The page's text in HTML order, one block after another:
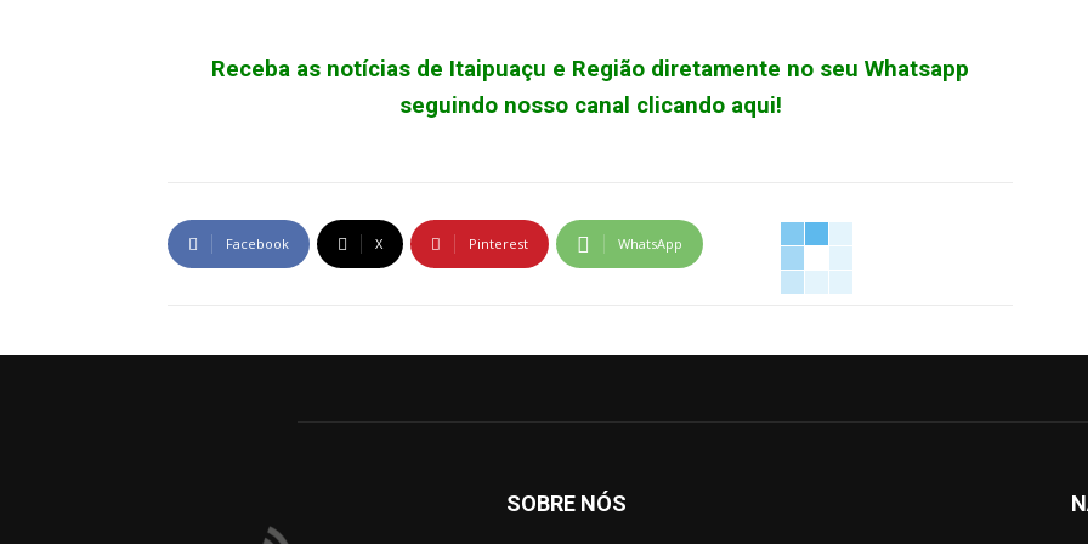
Receba as notícias de Itaipuaçu e Região diretamente no seu Whatsapp
seguindo nosso canal clicando aqui!
Facebook X Pinterest WhatsApp
SOBRE NÓS